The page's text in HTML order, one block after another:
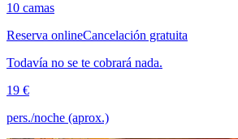
10 camas
Reserva onlineCancelación gratuita
Todavía no se te cobrará nada.
19 €
pers./noche (aprox.)